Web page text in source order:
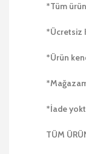
*Tüm
*Ücretsiz
*Ürün
*İade
TÜM